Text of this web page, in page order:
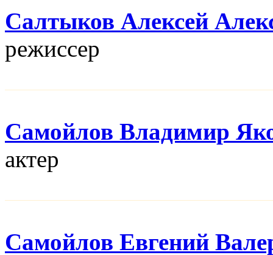
Салтыков Алексей
режисcер
Самойлов Владимир
актер
Самойлов Евгений